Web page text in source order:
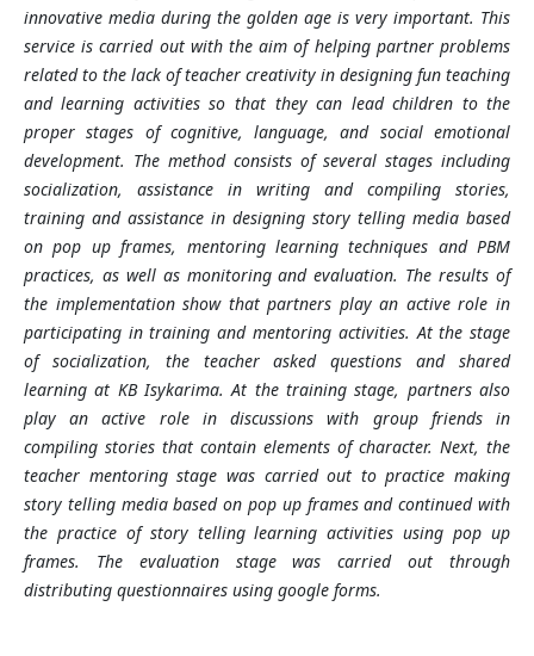
innovative media during the golden age is very important. This
service is carried out with the aim of helping partner problems
related to the lack of teacher creativity in designing fun teaching
and learning activities so that they can lead children to the
proper stages of cognitive, language, and social emotional
development. The method consists of several stages including
socialization, assistance in writing and compiling stories,
training and assistance in designing story telling media based
on pop up frames, mentoring learning techniques and PBM
practices, as well as monitoring and evaluation. The results of
the implementation show that partners play an active role in
participating in training and mentoring activities. At the stage
of socialization, the teacher asked questions and shared
learning at KB Isykarima. At the training stage, partners also
play an active role in discussions with group friends in
compiling stories that contain elements of character. Next, the
teacher mentoring stage was carried out to practice making
story telling media based on pop up frames and continued with
the practice of story telling learning activities using pop up
frames. The evaluation stage was carried out through
distributing questionnaires using google forms.